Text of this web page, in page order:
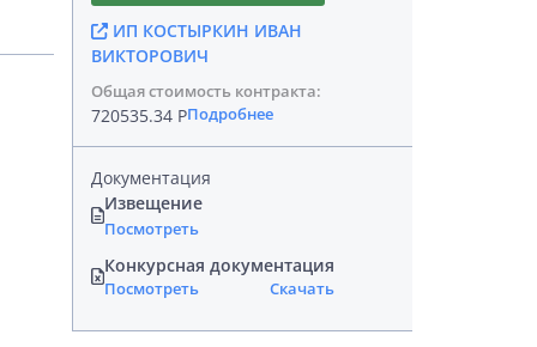
ИП КОСТЫРКИН ИВАН
ВИКТОРОВИЧ
Общая стоимость контракта:
720535.34 РПодробнее
Документация
Извещение
Посмотреть
Конкурсная документация
Посмотреть Скачать